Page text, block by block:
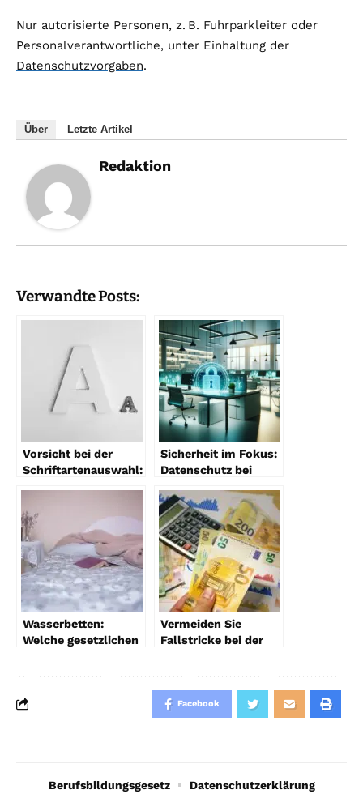
Nur autorisierte Personen, z. B. Fuhrparkleiter oder
Personalverantwortliche, unter Einhaltung der
Datenschutzvorgaben.
Über Letzte Artikel
Redaktion
Verwandte Posts:
Vorsicht bei der
Schriftartenauswahl:
Sie sie umgehen
Sicherheit im Fokus:
Datenschutz bei
Software
Wasserbetten:
Welche gesetzlichen
Vermeiden Sie
Fallstricke bei der
Facebook
Berufsbildungsgesetz Datenschutzerklärung